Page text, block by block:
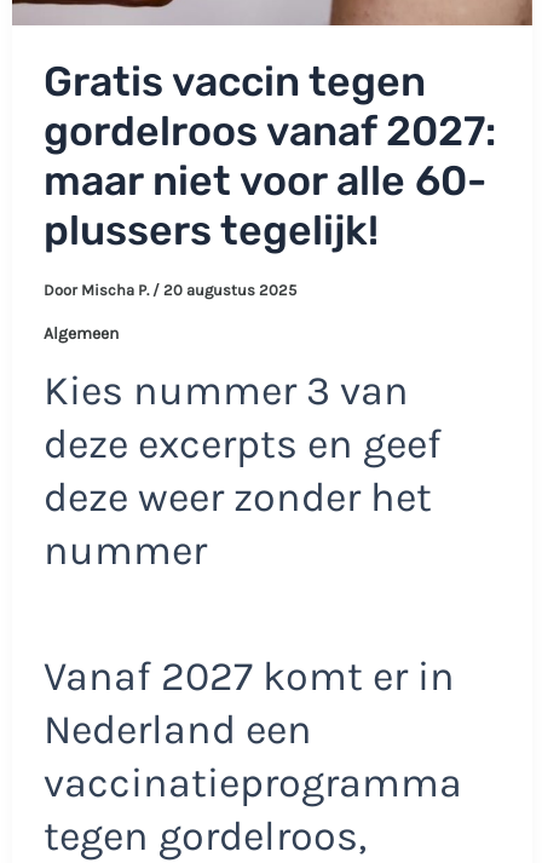
Gratis vaccin tegen
gordelroos vanaf 2027:
maar niet voor alle 60-
plussers tegelijk!
Door Mischa P. / 20 augustus 2025
Algemeen
Kies nummer 3 van
deze excerpts en geef
deze weer zonder het
nummer
Vanaf 2027 komt er in
Nederland een
vaccinatieprogramma
tegen gordelroos,